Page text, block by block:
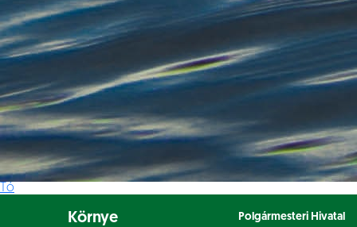
Tó
Környe
Polgármesteri Hivatal